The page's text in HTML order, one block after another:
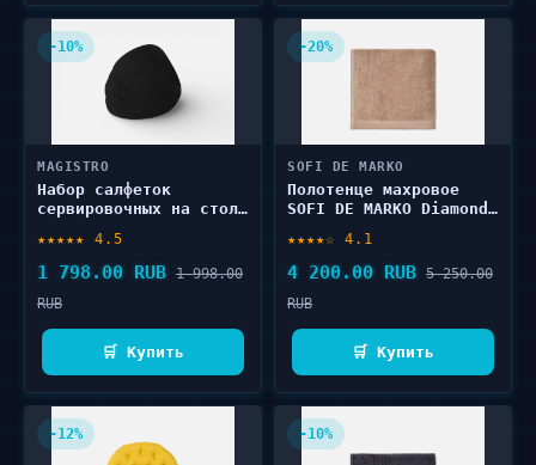
-10%
MAGISTRO
Набор салфеток
сервировочных на стол
см, чёрный 4 шт
★★★★★ 4.5
1 798.00 RUB 1 998.00
RUB
🛒 Купить
-20%
SOFI DE MARKO
Полотенце махровое
SOFI DE MARKO Diamond,
★★★★☆ 4.1
4 200.00 RUB 5 250.00
RUB
🛒 Купить
-12% -10%